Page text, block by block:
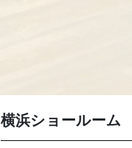
横浜ショールーム